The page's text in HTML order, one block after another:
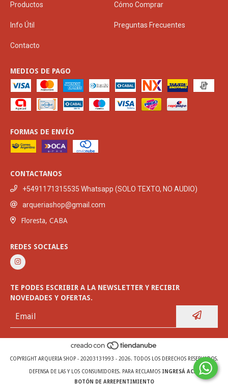
Productos Cómo Comprar
Info Útil Preguntas Frecuentes
Contacto
MEDIOS DE PAGO
FORMAS DE ENVÍO
CONTACTANOS
+5491171315535 Whatsapp (SOLO TEXTO, NO AUDIO)
arqueriashop@gmail.com
Floresta, CABA
REDES SOCIALES
TE PODES ESCRIBIR A LA NEWSLETTER Y RECIBIR
NOVEDADES Y OFERTAS.
COPYRIGHT ARQUERIA SHOP - 20203131993 - 2026. TODOS LOS DERECHOS RESERVADOS.
DEFENSA DE LAS Y LOS CONSUMIDORES. PARA RECLAMOS INGRESÁ ACÁ.
BOTÓN DE ARREPENTIMIENTO